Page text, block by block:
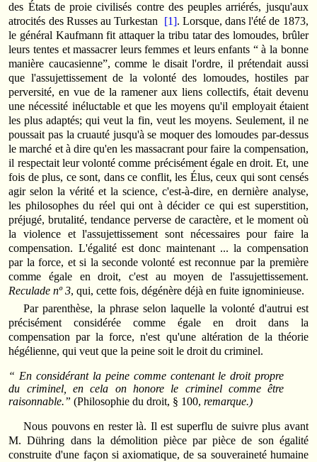
des États de proie civilisés contre des peuples arriérés, jusqu'aux
atrocités des Russes au Turkestan [1]. Lorsque, dans l'été de 1873,
le général Kaufmann fit attaquer la tribu tatar des lomoudes, brûler
leurs tentes et massacrer leurs femmes et leurs enfants “ à la bonne
manière caucasienne”, comme le disait l'ordre, il prétendait aussi
que l'assujettissement de la volonté des lomoudes, hostiles par
perversité, en vue de la ramener aux liens collectifs, était devenu
une nécessité inéluctable et que les moyens qu'il employait étaient
les plus adaptés; qui veut la fin, veut les moyens. Seulement, il ne
poussait pas la cruauté jusqu'à se moquer des lomoudes par-dessus
le marché et à dire qu'en les massacrant pour faire la compensation,
il respectait leur volonté comme précisément égale en droit. Et, une
fois de plus, ce sont, dans ce conflit, les Élus, ceux qui sont censés
agir selon la vérité et la science, c'est-à-dire, en dernière analyse,
les philosophes du réel qui ont à décider ce qui est superstition,
préjugé, brutalité, tendance perverse de caractère, et le moment où
la violence et l'assujettissement sont nécessaires pour faire la
compensation. L'égalité est donc maintenant ... la compensation
par la force, et si la seconde volonté est reconnue par la première
comme égale en droit, c'est au moyen de l'assujettissement.
Reculade nº 3, qui, cette fois, dégénère déjà en fuite ignominieuse.
Par parenthèse, la phrase selon laquelle la volonté d'autrui est
précisément considérée comme égale en droit dans la
compensation par la force, n'est qu'une altération de la théorie
hégélienne, qui veut que la peine soit le droit du criminel.
“ En considérant la peine comme contenant le droit propre
du criminel, en cela on honore le criminel comme être
raisonnable.”(Philosophie du droit, § 100,remarque.)
Nous pouvons en rester là. Il est superflu de suivre plus avant
M. Dühring dans la démolition pièce par pièce de son égalité
construite d'une façon si axiomatique, de sa souveraineté humaine